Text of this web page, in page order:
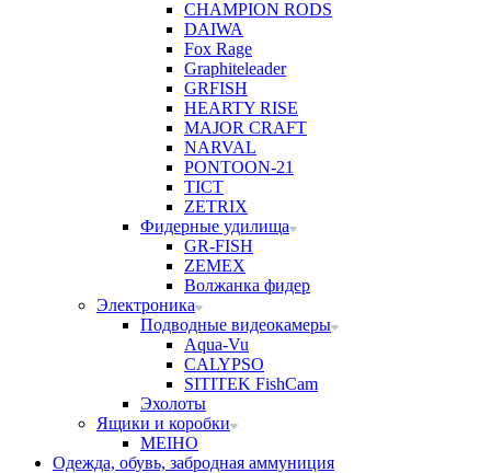
CHAMPION RODS
DAIWA
Fox Rage
Graphiteleader
GRFISH
HEARTY RISE
MAJOR CRAFT
NARVAL
PONTOON-21
TICT
ZETRIX
Фидерные удилища
GR-FISH
ZEMEX
Волжанка фидер
Электроника
Подводные видеокамеры
Aqua-Vu
CALYPSO
SITITEK FishCam
Эхолоты
Ящики и коробки
MEIHO
Одежда, обувь, забродная аммуниция